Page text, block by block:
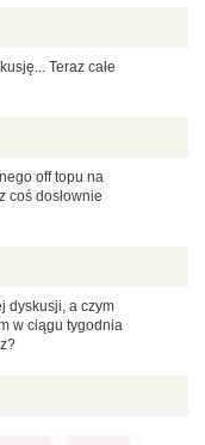
Teraz całe
off topu na
coś dosłownie
dyskusji, a czym
w ciągu tygodnia